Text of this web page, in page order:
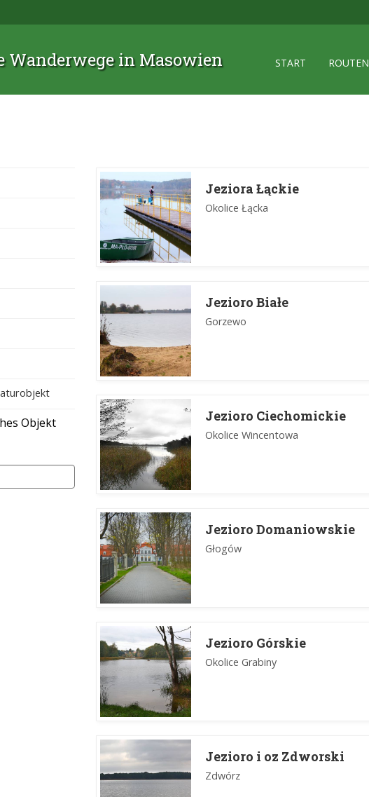
Wanderwege in Masowien START ROUTEN
Jeziora Łąckie
Okolice Łącka
Jezioro Białe
Gorzewo
Jezioro Ciechomickie
Okolice Wincentowa
Jezioro Domaniowskie
Głogów
Jezioro Górskie
Okolice Grabiny
Jezioro i oz Zdworski
Zdwórz
Objekt